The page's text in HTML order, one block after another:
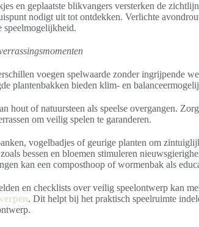
en geplaatste blikvangers versterken de
nodigt uit tot ontdekken. Verlichte
speelmogelijkheid.
voegen spelwaarde zonder ingrijpende
plantenbakken bieden klim- en
hout of natuursteen als speelse overgangen.
om veilig spelen te garanderen.
vogelbadjes of geurige planten om
bessen en bloemen stimuleren
kan een composthoop of wormenbak als
en checklists over veilig speelontwerp kan
. Dit helpt bij het praktisch speelruimte